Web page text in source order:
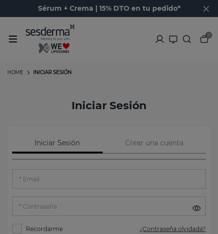
Sérum + Crema | 15% DTO en tu pedido*
0
INICIAR SESIÓN
HOME
Iniciar Sesión
Iniciar Sesión Crear una cuenta
Email
Contraseña
Recordarme ¿Contraseña olvidada?